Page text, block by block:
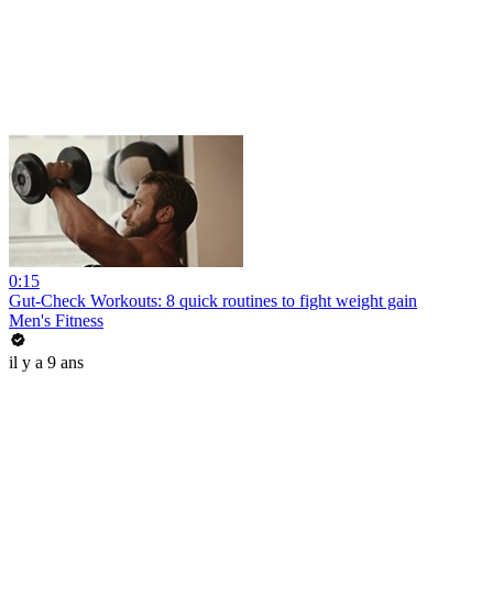
0:15
Gut-Check Workouts: 8 quick routines to fight weight gain
Men's Fitness
il y a 9 ans